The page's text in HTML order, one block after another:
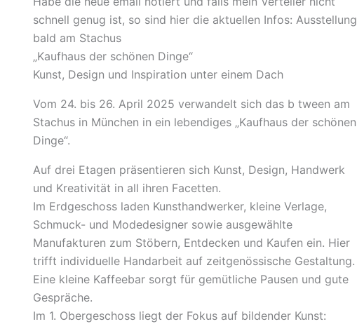
schnell genug ist, so sind hier die aktuellen Infos: Ausstellung
bald am Stachus
„Kaufhaus der schönen Dinge“
Kunst, Design und Inspiration unter einem Dach
Vom 24. bis 26. April 2025 verwandelt sich das b tween am
Stachus in München in ein lebendiges „Kaufhaus der schönen
Dinge“.
Auf drei Etagen präsentieren sich Kunst, Design, Handwerk
und Kreativität in all ihren Facetten.
Im Erdgeschoss laden Kunsthandwerker, kleine Verlage,
Schmuck- und Modedesigner sowie ausgewählte
Manufakturen zum Stöbern, Entdecken und Kaufen ein. Hier
trifft individuelle Handarbeit auf zeitgenössische Gestaltung.
Eine kleine Kaffeebar sorgt für gemütliche Pausen und gute
Gespräche.
Im 1. Obergeschoss liegt der Fokus auf bildender Kunst: